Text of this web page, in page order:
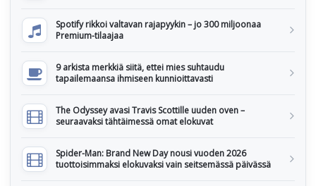
Spotify rikkoi valtavan rajapyykin – jo 300 miljoonaa
Premium-tilaajaa
9 arkista merkkiä siitä, ettei mies suhtaudu
tapailemaansa ihmiseen kunnioittavasti
The Odyssey avasi Travis Scottille uuden oven –
seuraavaksi tähtäimessä omat elokuvat
Spider-Man: Brand New Day nousi vuoden 2026
tuottoisimmaksi elokuvaksi vain seitsemässä päivässä